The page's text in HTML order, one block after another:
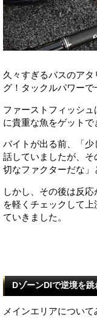
久々すぎるバスのア
グ！タックルパワーで
ファーストフィッシ
に貴重な魚をゲットで
バイトが出る前、「少
話していましたが、
切なファクターだな」
しかし、その後は反
を軽くチェックして
ていきました。
DゾーンDIで逆境を
メインエリアについ